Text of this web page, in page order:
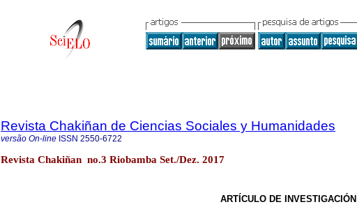
Revista Chakiñan de Ciencias Sociales y Humanidades
versão On-line ISSN 2550-6722
Revista Chakiñan no.3 Riobamba Set./Dez. 2017
ARTÍCULO DE INVESTIGACIÓN